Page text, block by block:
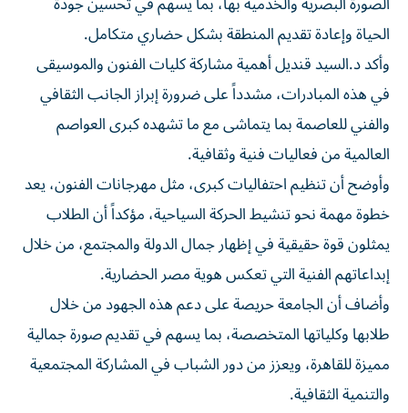
الحياة وإعادة تقديم المنطقة بشكل حضاري متكامل.
وأكد د.السيد قنديل أهمية مشاركة كليات الفنون والموسيقى
في هذه المبادرات، مشدداً على ضرورة إبراز الجانب الثقافي
والفني للعاصمة بما يتماشى مع ما تشهده كبرى العواصم
العالمية من فعاليات فنية وثقافية.
وأوضح أن تنظيم احتفاليات كبرى، مثل مهرجانات الفنون، يعد
خطوة مهمة نحو تنشيط الحركة السياحية، مؤكداً أن الطلاب
يمثلون قوة حقيقية في إظهار جمال الدولة والمجتمع، من خلال
إبداعاتهم الفنية التي تعكس هوية مصر الحضارية.
وأضاف أن الجامعة حريصة على دعم هذه الجهود من خلال
طلابها وكلياتها المتخصصة، بما يسهم في تقديم صورة جمالية
مميزة للقاهرة، ويعزز من دور الشباب في المشاركة المجتمعية
والتنمية الثقافية.